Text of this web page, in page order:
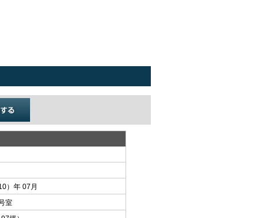
）年 07月
室